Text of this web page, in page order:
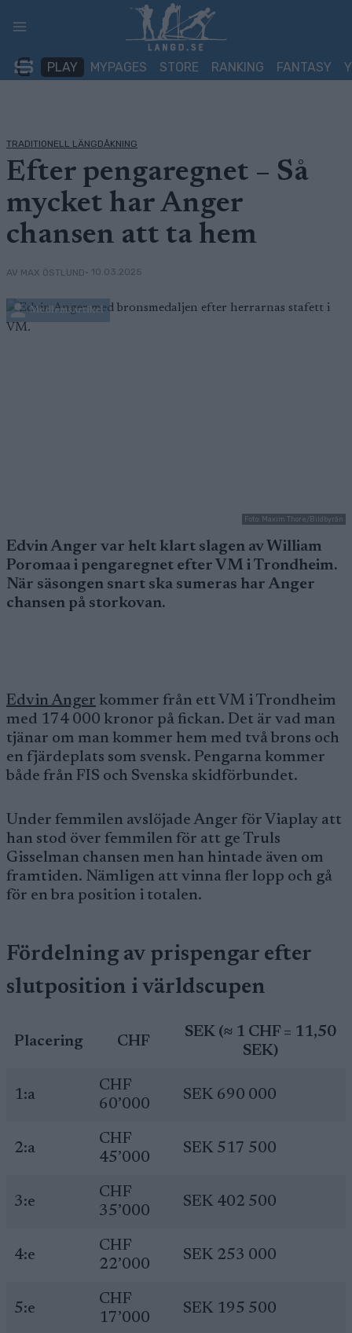
PLAY MYPAGES STORE RANKING FANTASY
TRADITIONELL LÄNGDÅKNING
Efter pengaregnet – Så
mycket har Anger
chansen att ta hem
AV MAX ÖSTLUND• 10.03.2025
Medlemsartikel
Foto: Maxim Thore/Bildbyrån
Edvin Anger var helt klart slagen av William
Poromaa i pengaregnet efter VM i Trondheim.
När säsongen snart ska sumeras har Anger
chansen på storkovan.
Edvin Anger kommer från ett VM i Trondheim
med 174 000 kronor på fickan. Det är vad man
tjänar om man kommer hem med två brons och
en fjärdeplats som svensk. Pengarna kommer
både från FIS och Svenska skidförbundet.
Under femmilen avslöjade Anger för Viaplay att
han stod över femmilen för att ge Truls
Gisselman chansen men han hintade även om
framtiden. Nämligen att vinna fler lopp och gå
för en bra position i totalen.
Fördelning av prispengar efter
slutposition i världscupen
Placering CHF
SEK (≈ 1 CHF = 11,50
SEK)
1:a
CHF
60’000
SEK 690 000
2:a
CHF
45’000
SEK 517 500
3:e
CHF
35’000
SEK 402 500
4:e
CHF
22’000
SEK 253 000
5:e
CHF
17’000
SEK 195 500